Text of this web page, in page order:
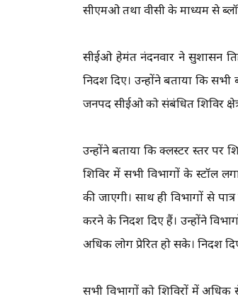
सीएमओ तथा वीसी के माध्यम से
सीईओ हेमंत नंदनवार ने सुशासन
निर्देश दिए। उन्होंने बताया कि
जनपद सीईओ को संबंधित शिविर
उन्होंने बताया कि क्लस्टर स्तर पर
शिविर में सभी विभागों के स्टॉल
की जाएगी। साथ ही विभागों से
करने के निर्देश दिए हैं। उन्होंने
अधिक लोग प्रेरित हो सके। निर्देश
सभी विभागों को शिविरों में